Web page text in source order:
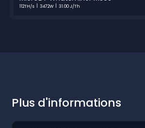
112TH/s 3472W 31.00 J/Th
Plus d'informations